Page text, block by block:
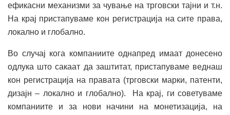
ефикасни механизми за чување на трговски тајни и т.н.
На крај пристапуваме кон регистрација на сите права,
локално и глобално.
Во случај кога компаниите однапред имаат донесено
одлука што сакаат да заштитат, пристапуваме веднаш
кон регистрација на правата (трговски марки, патенти,
дизајн – локално и глобално). На крај, ги советуваме
компаниите и за нови начини на монетизација, на